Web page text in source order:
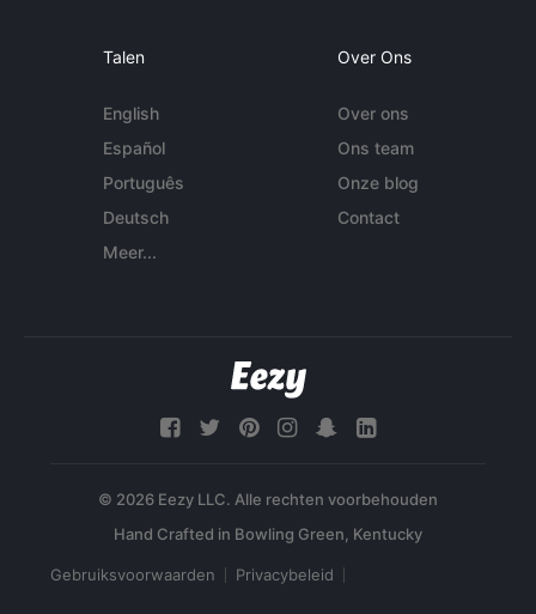
Talen
English
Español
Português
Deutsch
Meer...
Over Ons
Over ons
Ons team
Onze blog
Contact
© 2026 Eezy LLC. Alle rechten voorbehouden
Gebruiksvoorwaarden Privacybeleid